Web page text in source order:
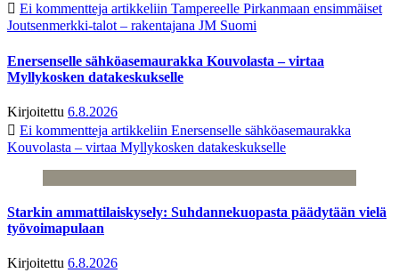
Ei kommentteja artikkeliin Tampereelle Pirkanmaan ensimmäiset
Joutsenmerkki-talot – rakentajana JM Suomi
Enersenselle sähköasemaurakka Kouvolasta – virtaa
Myllykosken datakeskukselle
Kirjoitettu 6.8.2026
Ei kommentteja artikkeliin Enersenselle sähköasemaurakka
Kouvolasta – virtaa Myllykosken datakeskukselle
Starkin ammattilaiskysely: Suhdannekuopasta päädytään vielä
työvoimapulaan
Kirjoitettu 6.8.2026